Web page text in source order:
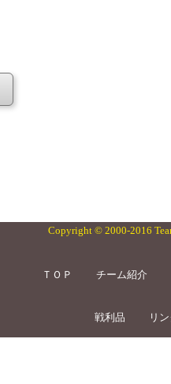
Copyright © 2000-2016
ＴＯＰ チーム紹介
戦利品 リ